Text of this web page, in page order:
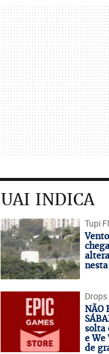
UAI INDICA
Tupi
NÃO
solta
e We
de